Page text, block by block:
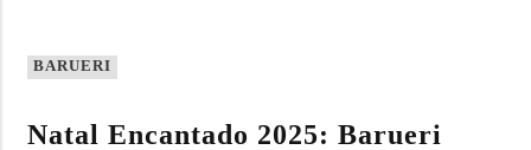
BARUERI
Natal Encantado 2025: Barueri